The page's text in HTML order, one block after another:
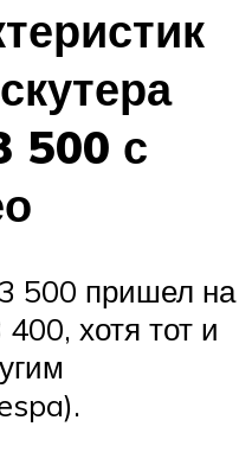
500 с
500 пришел на
хотя тот и